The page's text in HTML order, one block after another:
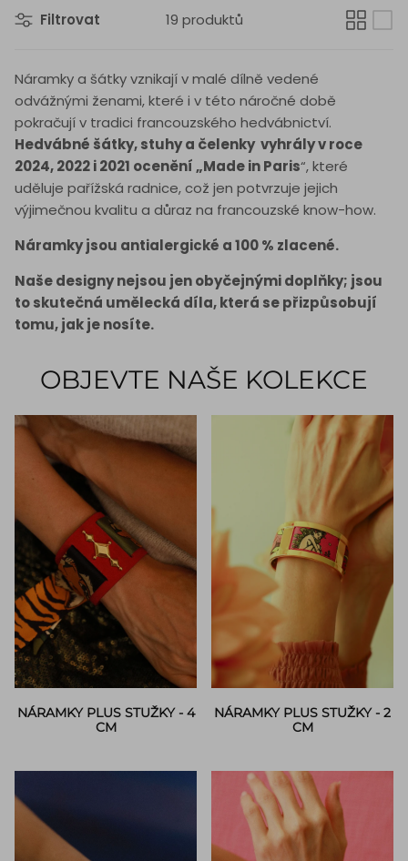
Filtrovat 19 produktů
Náramky a šátky vznikají v malé dílně vedené
odvážnými ženami, které i v této náročné době
pokračují v tradici francouzského hedvábnictví.
Hedvábné šátky, stuhy a čelenky vyhrály v roce
2024, 2022 i 2021 ocenění „Made in Paris“, které
uděluje pařížská radnice, což jen potvrzuje jejich
výjimečnou kvalitu a důraz na francouzské know-how.
Náramky jsou antialergické a 100 % zlacené.
Naše designy nejsou jen obyčejnými doplňky; jsou
to skutečná umělecká díla, která se přizpůsobují
tomu, jak je nosíte.
OBJEVTE NAŠE KOLEKCE
NÁRAMKY PLUS STUŽKY - 4
CM
NÁRAMKY PLUS STUŽKY - 2
CM